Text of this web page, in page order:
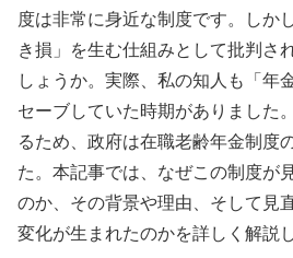
度は非常に身近な制度です。しか
き損」を生む仕組みとして批判さ
しょうか。実際、私の知人も「年
セーブしていた時期がありました
るため、政府は在職老齢年金制度
た。本記事では、なぜこの制度が
のか、その背景や理由、そして見
変化が生まれたのかを詳しく解説